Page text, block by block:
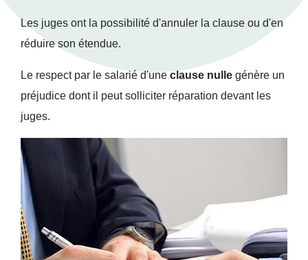
Les juges ont la possibilité d'annuler la clause ou d'en
réduire son étendue.
Le respect par le salarié d'uneclause nullegénère un
préjudice dont il peut solliciter réparation devant les
juges.